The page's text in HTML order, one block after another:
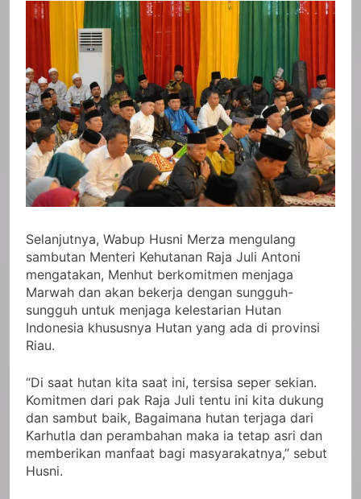
Selanjutnya, Wabup Husni Merza mengulang
sambutan Menteri Kehutanan Raja Juli Antoni
mengatakan, Menhut berkomitmen menjaga
Marwah dan akan bekerja dengan sungguh-
sungguh untuk menjaga kelestarian Hutan
Indonesia khususnya Hutan yang ada di provinsi
Riau.
“Di saat hutan kita saat ini, tersisa seper sekian.
Komitmen dari pak Raja Juli tentu ini kita dukung
dan sambut baik, Bagaimana hutan terjaga dari
Karhutla dan perambahan maka ia tetap asri dan
memberikan manfaat bagi masyarakatnya,” sebut
Husni.